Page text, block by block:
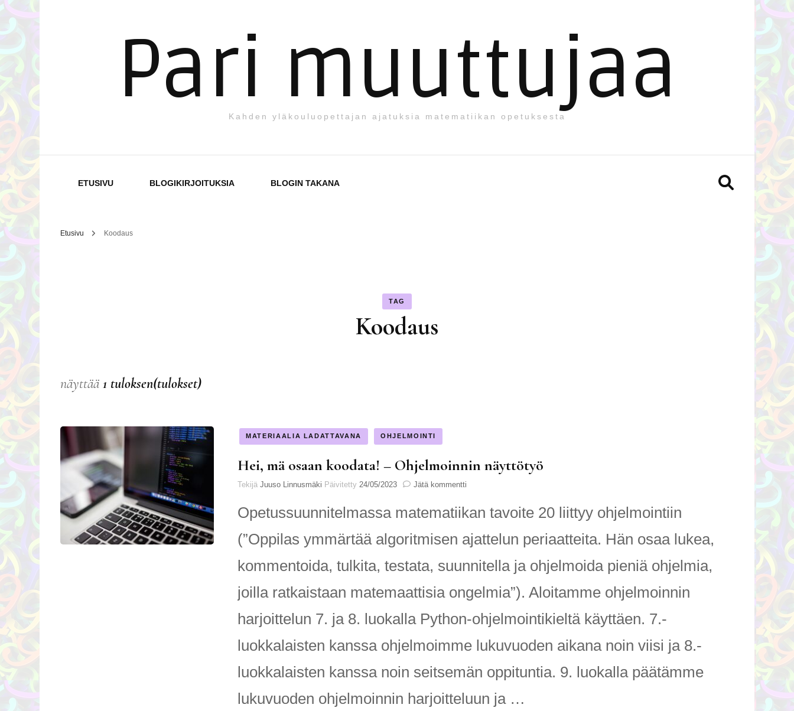
Pari muuttujaa
Kahden yläkouluopettajan ajatuksia matematiikan opetuksesta
ETUSIVU BLOGIKIRJOITUKSIA BLOGIN TAKANA
Etusivu Koodaus
TAG
Koodaus
näyttää 1 tuloksen(tulokset)
MATERIAALIA LADATTAVANA OHJELMOINTI
Hei, mä osaan koodata! – Ohjelmoinnin näyttötyö
Tekijä Juuso Linnusmäki Päivitetty 24/05/2023 Jätä kommentti
mä
osaan
koodata!
–
näyttötyö
Opetussuunnitelmassa matematiikan tavoite 20 liittyy ohjelmointiin
(”Oppilas ymmärtää algoritmisen ajattelun periaatteita. Hän osaa lukea,
kommentoida, tulkita, testata, suunnitella ja ohjelmoida pieniä ohjelmia,
joilla ratkaistaan matemaattisia ongelmia”). Aloitamme ohjelmoinnin
harjoittelun 7. ja 8. luokalla Python-ohjelmointikieltä käyttäen. 7.-
luokkalaisten kanssa ohjelmoimme lukuvuoden aikana noin viisi ja 8.-
luokkalaisten kanssa noin seitsemän oppituntia. 9. luokalla päätämme
lukuvuoden ohjelmoinnin harjoitteluun ja …